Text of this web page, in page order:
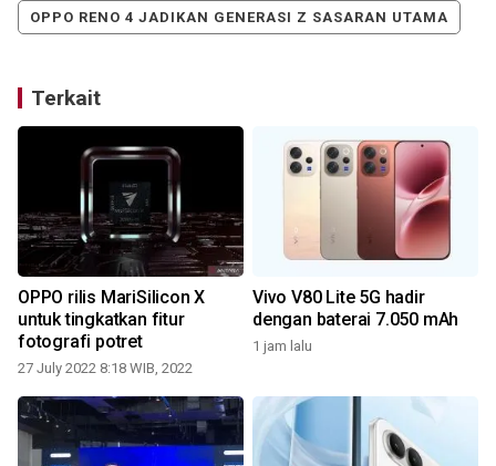
OPPO RENO 4 JADIKAN GENERASI Z SASARAN UTAMA
Terkait
OPPO rilis MariSilicon X
untuk tingkatkan fitur
fotografi potret
27 July 2022 8:18 WIB, 2022
Vivo V80 Lite 5G hadir
dengan baterai 7.050 mAh
1 jam lalu